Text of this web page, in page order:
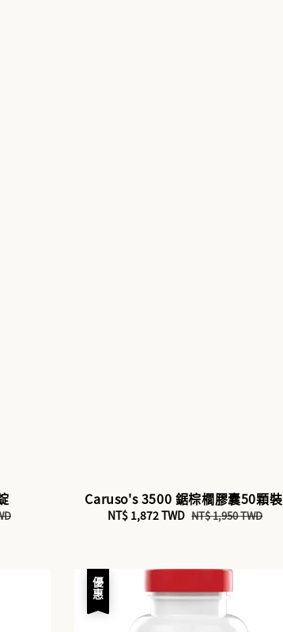
Caruso's 3500 鋸棕櫚膠囊50顆裝
Sale
NT$ 1,872 TWD Regular
NT$ 1,950 TWD
優惠